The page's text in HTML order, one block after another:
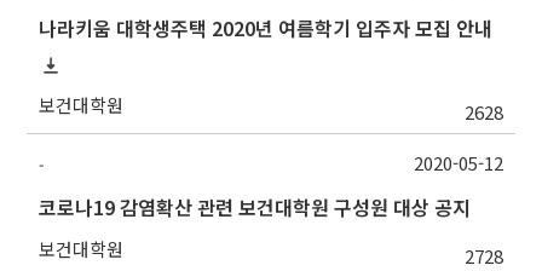
나라키움 대학생주택 2020년 여름학기 입주자 모집 안내
보건대학원 2628
-
코로나19 감염확산 관련 보건대학원 구성원 대상 공지
보건대학원 2728
2020-05-12